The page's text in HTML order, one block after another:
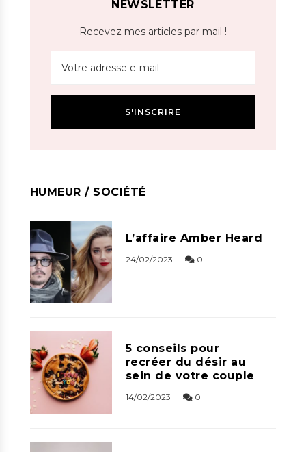
NEWSLETTER
Recevez mes articles par mail !
HUMEUR / SOCIÉTÉ
L’affaire Amber Heard
24/02/2023 0
5 conseils pour
recréer du désir au
sein de votre couple
14/02/2023 0